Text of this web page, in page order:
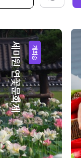
개최중
세미원 연꽃문화제